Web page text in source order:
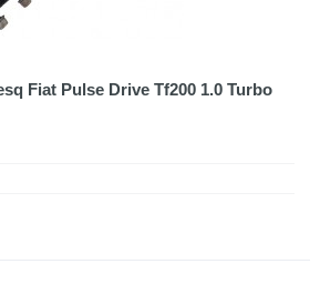
Fiat Pulse Drive Tf200 1.0 Turbo